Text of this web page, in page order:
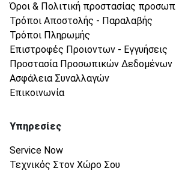
Όροι & Πολιτική προστασίας
Τρόποι Αποστολής - Παραλαβής
Τρόποι Πληρωμής
Επιστροφές Προιοντων - Εγγυήσεις
Προστασία Προσωπικών Δεδομένων
Ασφάλεια Συναλλαγών
Επικοινωνία
Υπηρεσίες
Service Now
Τεχνικός Στον Χώρο Σου